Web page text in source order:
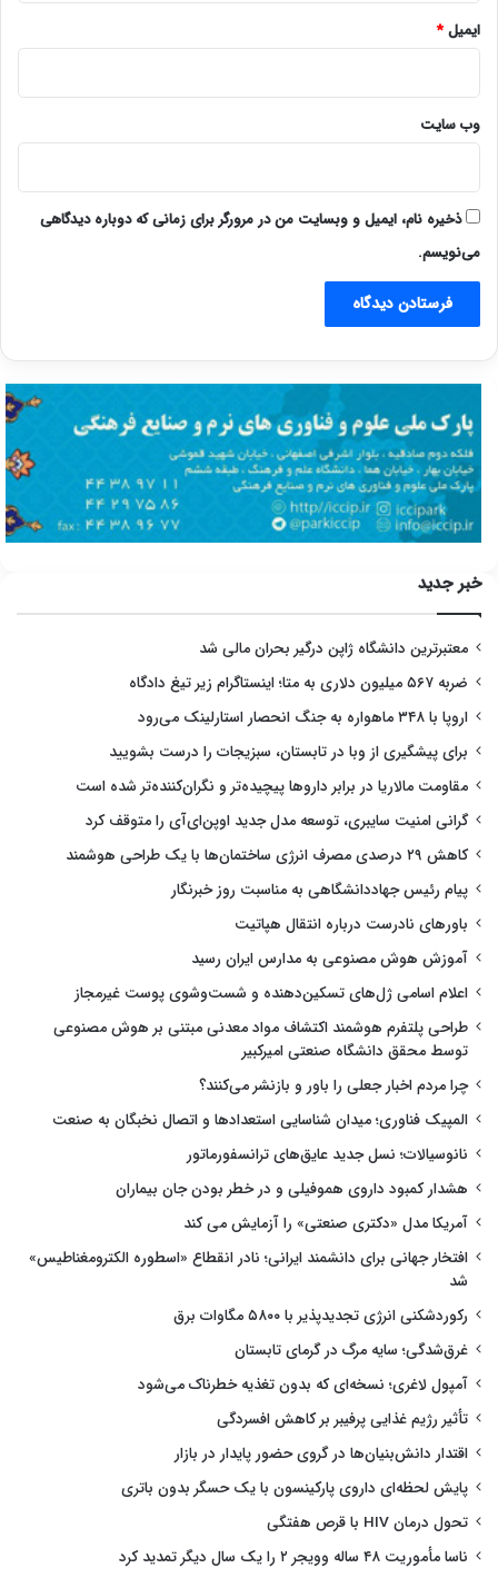
ایمیل*
وب‌ سایت
ذخیره نام، ایمیل و وبسایت من در مرورگر برای زمانی که دوباره دیدگاهی
می‌نویسم.
خبر جدید
معتبرترین دانشگاه ژاپن درگیر بحران مالی شد
ضربه ۵۶۷ میلیون دلاری به متا؛ اینستاگرام زیر تیغ دادگاه
اروپا با ۳۴۸ ماهواره به جنگ انحصار استارلینک می‌رود
برای پیشگیری از وبا در تابستان، سبزیجات را درست بشویید
مقاومت مالاریا در برابر داروها پیچیده‌تر و نگران‌کننده‌تر شده است
گرانی امنیت سایبری، توسعه مدل جدید اوپن‌ای‌آی را متوقف کرد
کاهش ۲۹ درصدی مصرف انرژی ساختمان‌ها با یک طراحی هوشمند
پیام رئیس جهاددانشگاهی به مناسبت روز خبرنگار
باورهای نادرست درباره انتقال هپاتیت
آموزش هوش مصنوعی به مدارس ایران رسید
اعلام اسامی ژل‌های تسکین‌دهنده و شست‌وشوی پوست غیرمجاز
طراحی پلتفرم هوشمند اکتشاف مواد معدنی مبتنی بر هوش مصنوعی
توسط محقق دانشگاه صنعتی امیرکبیر
چرا مردم اخبار جعلی را باور و بازنشر می‌کنند؟
المپیک فناوری؛ میدان شناسایی استعدادها و اتصال نخبگان به صنعت
نانوسیالات؛ نسل جدید عایق‌های ترانسفورماتور
هشدار کمبود داروی هموفیلی و در خطر بودن جان بیماران
آمریکا مدل «دکتری صنعتی» را آزمایش می کند
افتخار جهانی برای دانشمند ایرانی؛ نادر انقطاع «اسطوره الکترومغناطیس»
شد
رکوردشکنی انرژی تجدیدپذیر با ۵۸۰۰ مگاوات برق
غرق‌شدگی؛ سایه مرگ در گرمای تابستان
آمپول لاغری؛ نسخه‌ای که بدون تغذیه خطرناک می‌شود
تأثیر رژیم غذایی پرفیبر بر کاهش افسردگی
اقتدار دانش‌بنیان‌ها در گروی حضور پایدار در بازار
پایش لحظه‌ای داروی پارکینسون با یک حسگر بدون باتری
تحول درمان HIV با قرص هفتگی
ناسا مأموریت ۴۸ ساله وویجر ۲ را یک سال دیگر تمدید کرد